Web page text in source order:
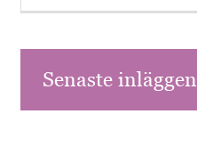
Senaste inläggen